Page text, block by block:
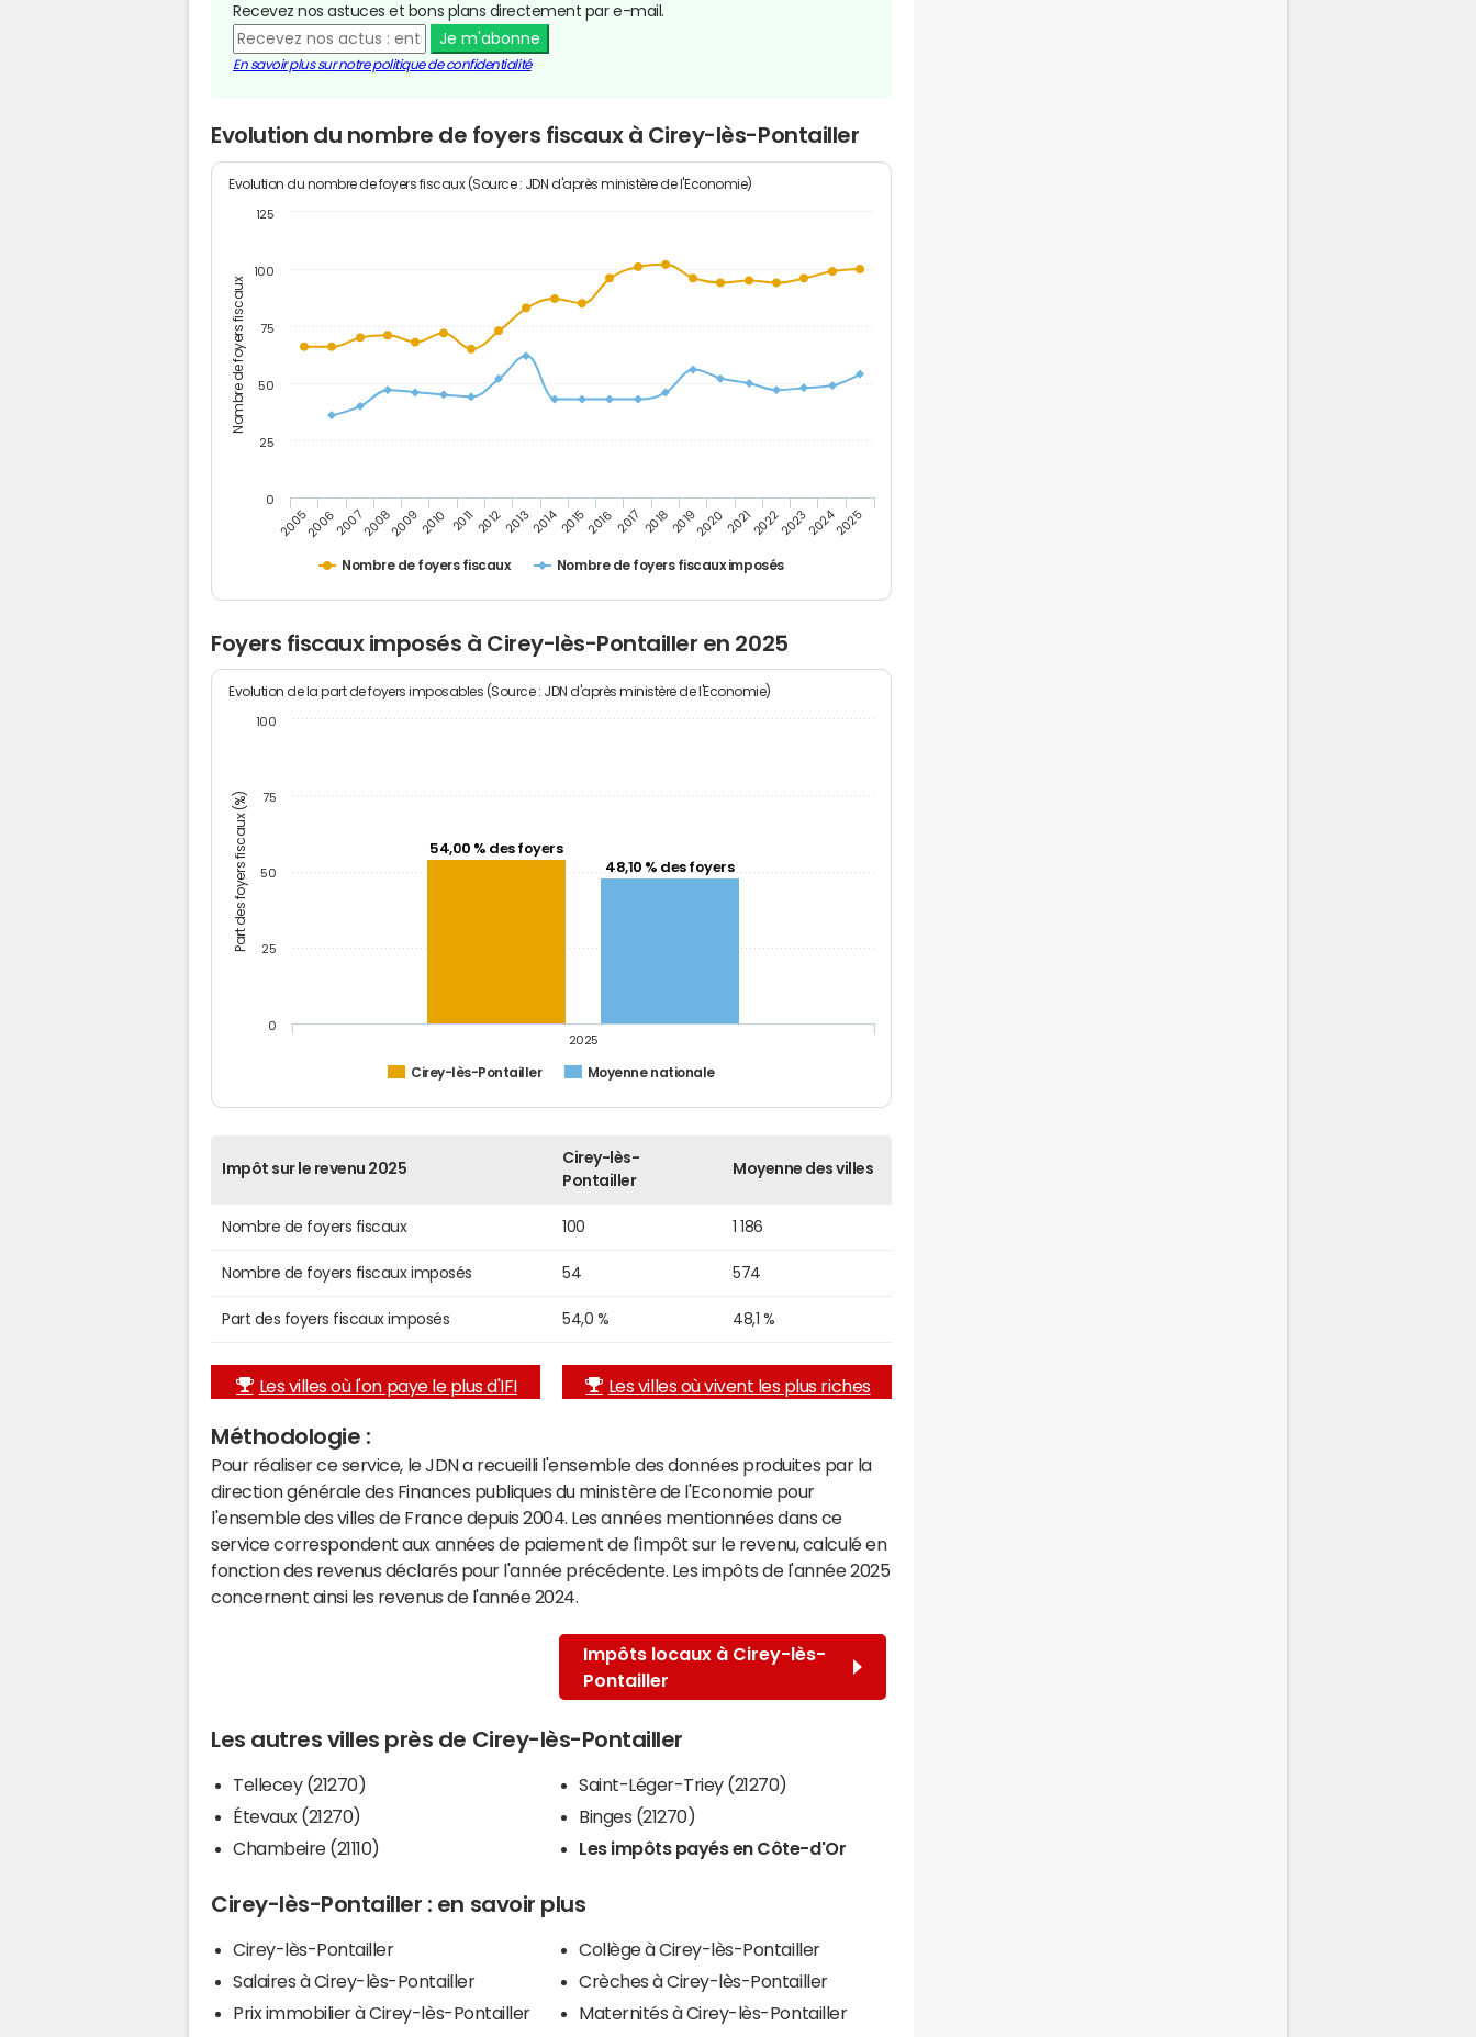
Recevez nos astuces et bons plans directement par e-mail.
Je m'abonne
En savoir plus sur notre politique de confidentialité
Evolution du nombre de foyers fiscaux à Cirey-lès-Pontailler
Nombre de foyers fiscaux
Evolution du nombre de foyers fiscaux (Source : JDN d'après ministère de l'Economie)
Nombre de foyers fiscaux Nombre de foyers fiscaux imposés
200520062007200820092010 201120122013201420152016 2017 20182019202020212022202320242025
0
25
50
75
100
125
Foyers fiscaux imposés à Cirey-lès-Pontailler en 2025
Part des foyers fiscaux (%)
Evolution de la part de foyers imposables (Source : JDN d'après ministère de l'Economie)
54,00 % des foyers
48,10 % des foyers
Cirey-lès-Pontailler Moyenne nationale
2025
0
25
50
75
100
Impôt sur le revenu 2025
Cirey-lès-
Pontailler
Moyenne des villes
Nombre de foyers fiscaux 100 1 186
Nombre de foyers fiscaux imposés 54 574
Part des foyers fiscaux imposés 54,0 % 48,1 %
Les villes où l'on paye le plus d'IFI Les villes où vivent les plus riches
Méthodologie :
Pour réaliser ce service, le JDN a recueilli l'ensemble des données produites par la
direction générale des Finances publiques du ministère de l'Economie pour
l'ensemble des villes de France depuis 2004. Les années mentionnées dans ce
service correspondent aux années de paiement de l'impôt sur le revenu, calculé en
fonction des revenus déclarés pour l'année précédente. Les impôts de l'année 2025
concernent ainsi les revenus de l'année 2024.
Impôts locaux à Cirey-lès-
Pontailler
Les autres villes près de Cirey-lès-Pontailler
Tellecey (21270)
Étevaux (21270)
Chambeire (21110)
Saint-Léger-Triey (21270)
Binges (21270)
Les impôts payés en Côte-d'Or
Cirey-lès-Pontailler : en savoir plus
Cirey-lès-Pontailler
Salaires à Cirey-lès-Pontailler
Prix immobilier à Cirey-lès-Pontailler
Collège à Cirey-lès-Pontailler
Crèches à Cirey-lès-Pontailler
Maternités à Cirey-lès-Pontailler